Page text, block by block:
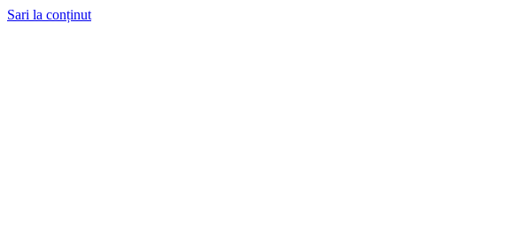
Sari la conținut